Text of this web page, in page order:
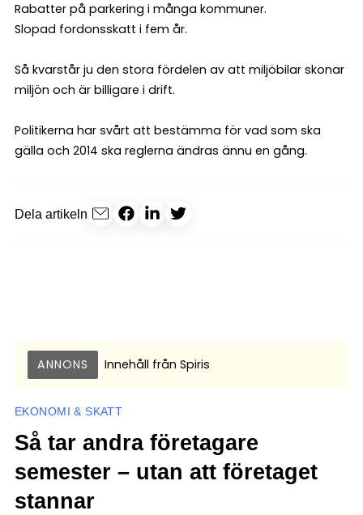
Rabatter på parkering i många kommuner.
Slopad fordonsskatt i fem år.
Så kvarstår ju den stora fördelen av att miljöbilar skonar
miljön och är billigare i drift.
Politikerna har svårt att bestämma för vad som ska
gälla och 2014 ska reglerna ändras ännu en gång.
Dela artikeln
ANNONS Innehåll från Spiris
EKONOMI & SKATT
Så tar andra företagare
semester – utan att företaget
stannar